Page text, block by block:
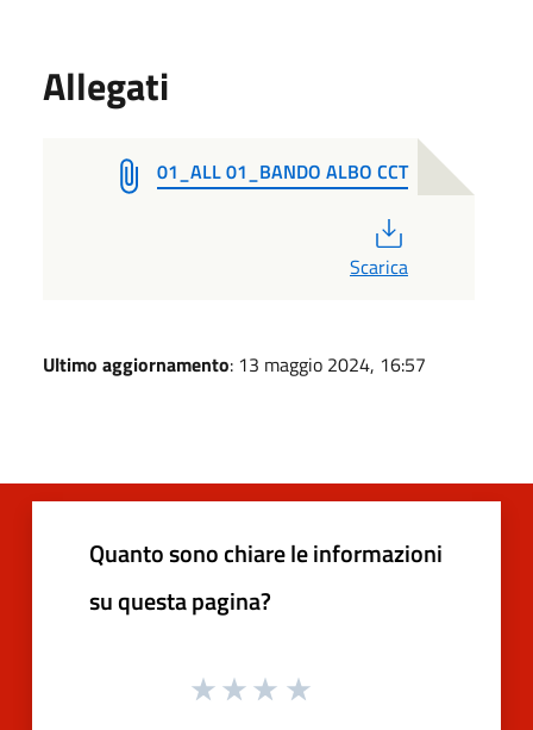
Allegati
01_ALL 01_BANDO ALBO CCT
Scarica
Ultimo aggiornamento: 13 maggio 2024, 16:57
Quanto sono chiare le informazioni
su questa pagina?